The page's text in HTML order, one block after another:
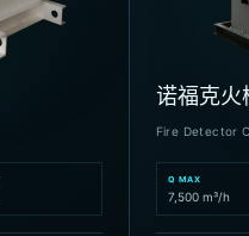
诺福克火
Fire Detector
Q MAX
7,500 m³/h